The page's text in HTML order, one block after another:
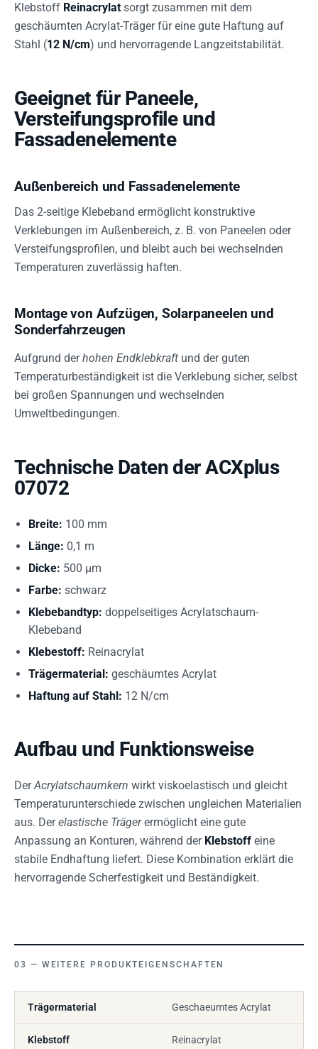
Klebstoff Reinacrylat sorgt zusammen mit dem
geschäumten Acrylat-Träger für eine gute Haftung auf
Stahl (12 N/cm) und hervorragende Langzeitstabilität.
Geeignet für Paneele,
Versteifungsprofile und
Fassadenelemente
Außenbereich und Fassadenelemente
Das 2-seitige Klebeband ermöglicht konstruktive
Verklebungen im Außenbereich, z. B. von Paneelen oder
Versteifungsprofilen, und bleibt auch bei wechselnden
Temperaturen zuverlässig haften.
Montage von Aufzügen, Solarpaneelen und
Sonderfahrzeugen
Aufgrund derhohen Endklebkraft und der guten
Temperaturbeständigkeit ist die Verklebung sicher, selbst
bei großen Spannungen und wechselnden
Umweltbedingungen.
Technische Daten der ACXplus
07072
Breite: 100 mm
Länge: 0,1 m
Dicke: 500 µm
Farbe: schwarz
Klebebandtyp: doppelseitiges Acrylatschaum-
Klebeband
Klebestoff: Reinacrylat
Trägermaterial: geschäumtes Acrylat
Haftung auf Stahl: 12 N/cm
Aufbau und Funktionsweise
DerAcrylatschaumkern wirkt viskoelastisch und gleicht
Temperaturunterschiede zwischen ungleichen Materialien
aus. Derelastische Trägerermöglicht eine gute
Anpassung an Konturen, während der Klebstoff eine
stabile Endhaftung liefert. Diese Kombination erklärt die
hervorragende Scherfestigkeit und Beständigkeit.
WEITERE PRODUKTEIGENSCHAFTEN
Trägermaterial Geschaeumtes Acrylat
Klebstoff Reinacrylat